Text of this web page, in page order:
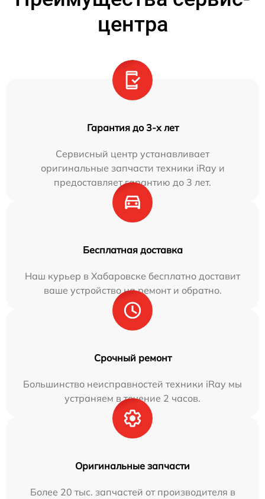
центра
Гарантия до 3-х лет
Сервисный центр устанавливает
оригинальные запчасти техники iRay и
предоставляет гарантию до 3 лет.
Бесплатная доставка
Наш курьер в Хабаровске бесплатно доставит
ваше устройство на ремонт и обратно.
Срочный ремонт
Большинство неисправностей техники iRay мы
устраняем в течение 2 часов.
Оригинальные запчасти
Более 20 тыс. запчастей от производителя в